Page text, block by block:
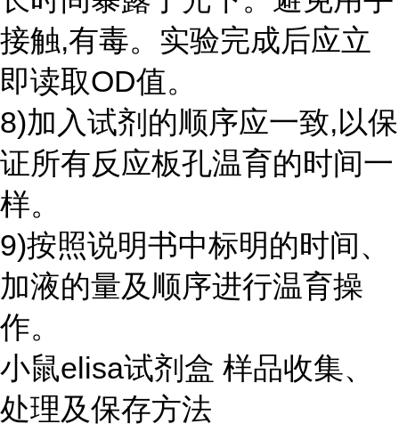
接触,有毒。实验完成后应立
即读取OD值。
8)加入试剂的顺序应一致,以保
证所有反应板孔温育的时间一
样。
9)按照说明书中标明的时间、
加液的量及顺序进行温育操
作。
小鼠elisa试剂盒 样品收集、
处理及保存方法